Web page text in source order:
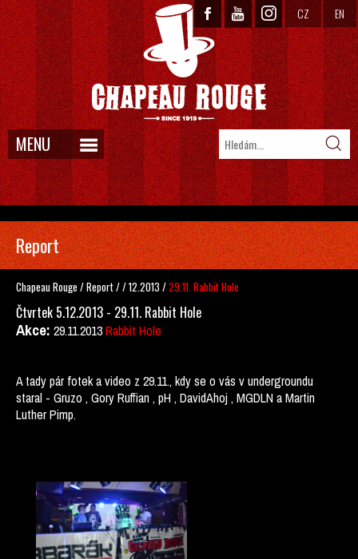
CZ EN
MENU
Report
Chapeau Rouge /Report//12.2013 /29.11. Rabbit Hole
Čtvrtek 5.12.2013 - 29.11. Rabbit Hole
Akce: 29.11.2013Rabbit Hole
A tady pár fotek a video z 29.11., kdy se o vás v undergroundu
staral - Gruzo , Gory Ruffian , pH , DavidAhoj , MGDLN a Martin
Luther Pimp.